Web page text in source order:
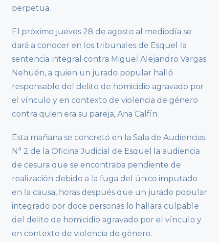
perpetua.
El próximo jueves 28 de agosto al mediodía se
dará a conocer en los tribunales de Esquel la
sentencia integral contra Miguel Alejandro Vargas
Nehuén, a quien un jurado popular halló
responsable del delito de homicidio agravado por
el vínculo y en contexto de violencia de género
contra quien era su pareja, Ana Calfín.
Esta mañana se concretó en la Sala de Audiencias
N° 2 de la Oficina Judicial de Esquel la audiencia
de cesura que se encontraba pendiente de
realización debido a la fuga del único imputado
en la causa, horas después que un jurado popular
integrado por doce personas lo hallara culpable
del delito de homicidio agravado por el vínculo y
en contexto de violencia de género.